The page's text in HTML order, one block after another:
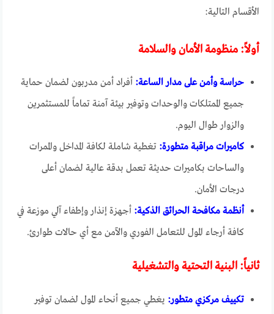
الأقسام التالية:
أولاً: منظومة الأمان والسلامة
حراسة وأمن على مدار الساعة: أفراد أمن مدربون لضمان حماية
جميع الممتلكات والوحدات وتوفير بيئة آمنة تماماً للمستثمرين
والزوار طوال اليوم.
كاميرات مراقبة متطورة: تغطية شاملة لكافة المداخل والممرات
والساحات بكاميرات حديثة تعمل بدقة عالية لضمان أعلى
درجات الأمان.
أنظمة مكافحة الحرائق الذكية: أجهزة إنذار وإطفاء آلي موزعة في
كافة أرجاء المول للتعامل الفوري والآمن مع أي حالات طوارئ.
ثانياً: البنية التحتية والتشغيلية
تكييف مركزي متطور: يغطي جميع أنحاء المول لضمان توفير